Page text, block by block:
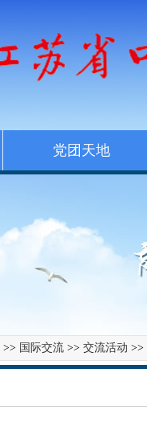
党团天地
>> 国际交流 >> 交流活动 >>